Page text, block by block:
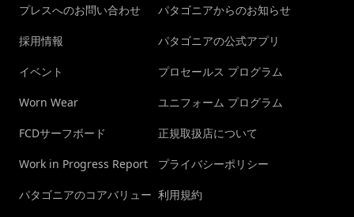
プレスへのお問い合わせ
採用情報
イベント
Worn Wear
FCDサーフボード
Work in Progress Report
パタゴニアのコアバリュー
パタゴニアからのお知らせ
パタゴニアの公式アプリ
プロセールス プログラム
ユニフォーム プログラム
正規取扱店について
プライバシーポリシー
利用規約